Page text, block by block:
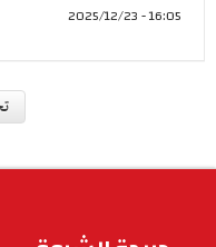
16:05 - 2025/12/23